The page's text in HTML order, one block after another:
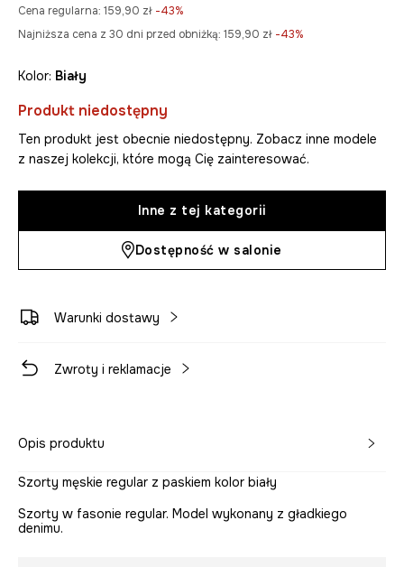
Cena regularna: 159,90 zł -43%
Najniższa cena z 30 dni przed obniżką: 159,90 zł -43%
Kolor: biały
Produkt niedostępny
Ten produkt jest obecnie niedostępny. Zobacz inne modele
z naszej kolekcji, które mogą Cię zainteresować.
Inne z tej kategorii
Dostępność w salonie
Warunki dostawy
Zwroty i reklamacje
Opis produktu
Szorty męskie regular z paskiem kolor biały
Szorty w fasonie regular. Model wykonany z gładkiego
denimu.